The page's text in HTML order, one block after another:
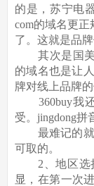
的是，苏宁电
com的域名更
了。这就是品
其次是国美
的域名也是让
牌对线上品牌
360buy我还
受。jingdong拼
最难记的就
可取的。
2、地区选择
显，在第一次